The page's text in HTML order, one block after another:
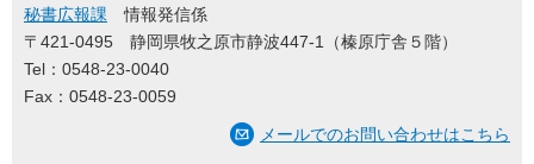
秘書広報課
情報発信係
〒421-0495
静岡県牧之原市静波447-1（榛原庁舎５階）
Tel：0548-23-0040
Fax：0548-23-0059
メールでのお問い合わせはこちら